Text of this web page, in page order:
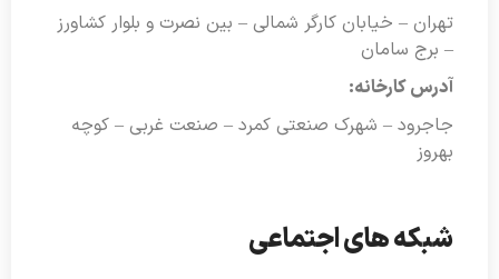
شبکه های اجتماعی
تهران – خیابان کارگر شمالی – بین نصرت و بلوار کشاورز
– برج سامان
آدرس کارخانه:
جاجرود – شهرک صنعتی کمرد – صنعت غربی – کوچه
بهروز